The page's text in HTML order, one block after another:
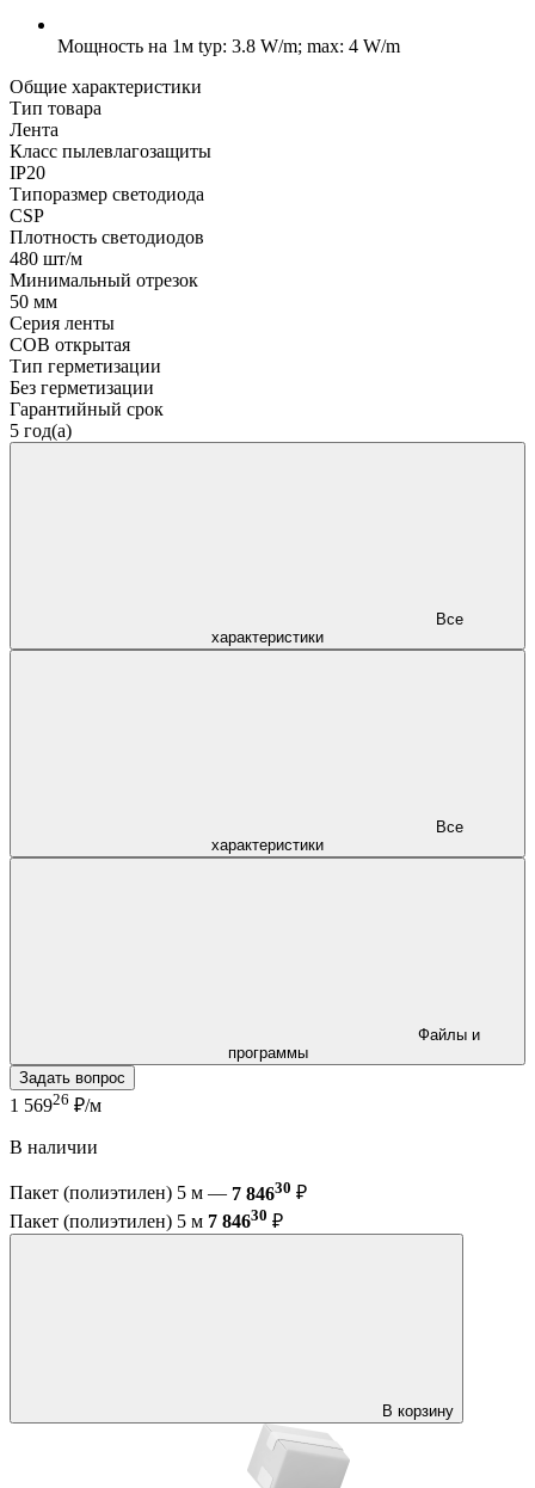
Мощность на 1м typ: 3.8 W/m; max: 4 W/m
Общие характеристики
Тип товара
Лента
Класс пылевлагозащиты
IP20
Типоразмер светодиода
CSP
Плотность светодиодов
480 шт/м
Минимальный отрезок
50 мм
Серия ленты
COB открытая
Тип герметизации
Без герметизации
Гарантийный срок
5 год(а)
характеристики
характеристики
программы
Задать вопрос
1 56926 ₽/м
В наличии
Пакет (полиэтилен) 5 м — 7 84630 ₽
Пакет (полиэтилен) 5 м 7 84630 ₽
В корзину